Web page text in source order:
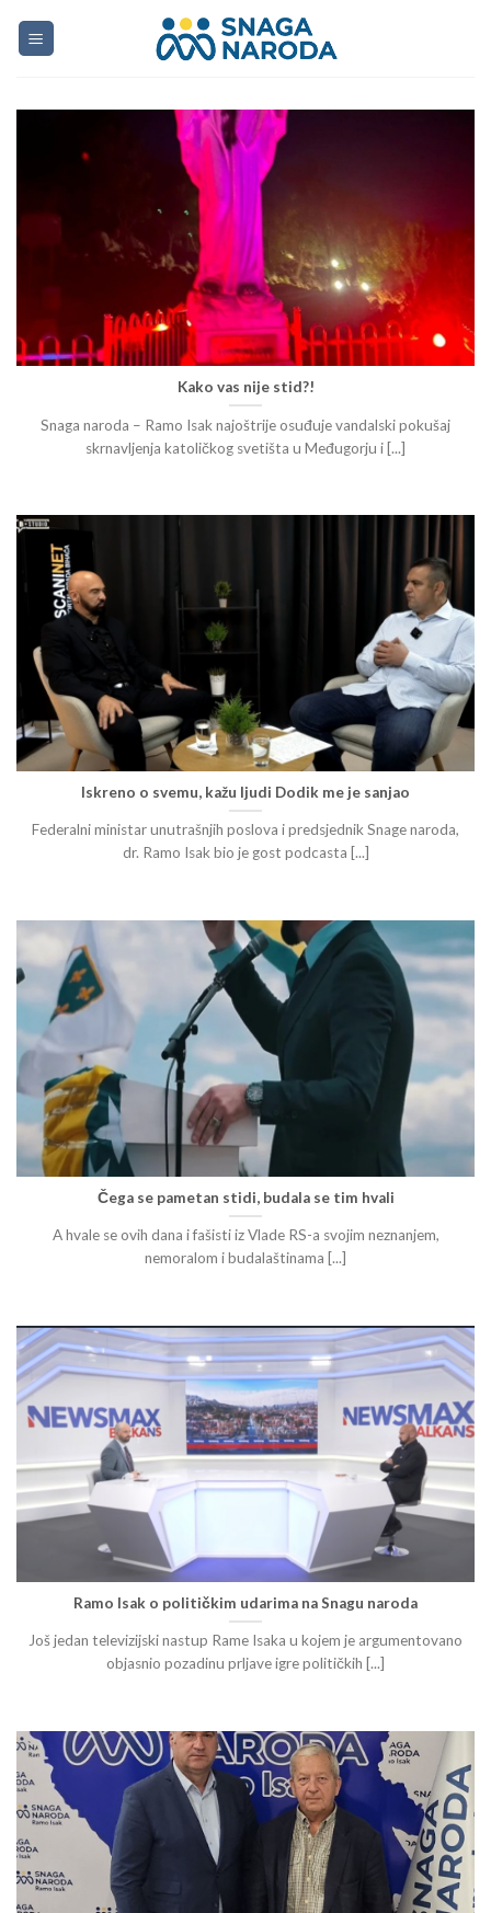
Kako vas nije stid?!
Snaga naroda – Ramo Isak najoštrije osuđuje vandalski pokušaj
skrnavljenja katoličkog svetišta u Međugorju i [...]
Iskreno o svemu, kažu ljudi Dodik me je sanjao
Federalni ministar unutrašnjih poslova i predsjednik Snage naroda,
dr. Ramo Isak bio je gost podcasta [...]
Čega se pametan stidi, budala se tim hvali
A hvale se ovih dana i fašisti iz Vlade RS-a svojim neznanjem,
nemoralom i budalaštinama [...]
Ramo Isak o političkim udarima na Snagu naroda
Još jedan televizijski nastup Rame Isaka u kojem je argumentovano
objasnio pozadinu prljave igre političkih [...]